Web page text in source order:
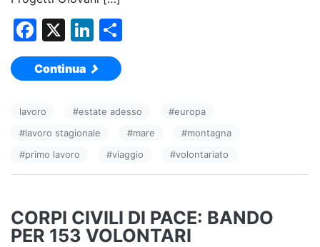
F
a
c
b
o
o
X
Li
n
k
dI
n
vi
di
Continua
lavoro #estate adesso #europa
#lavoro stagionale #mare #montagna
#primo lavoro #viaggio #volontariato
CORPI CIVILI DI PACE: BANDO
PER 153 VOLONTARI